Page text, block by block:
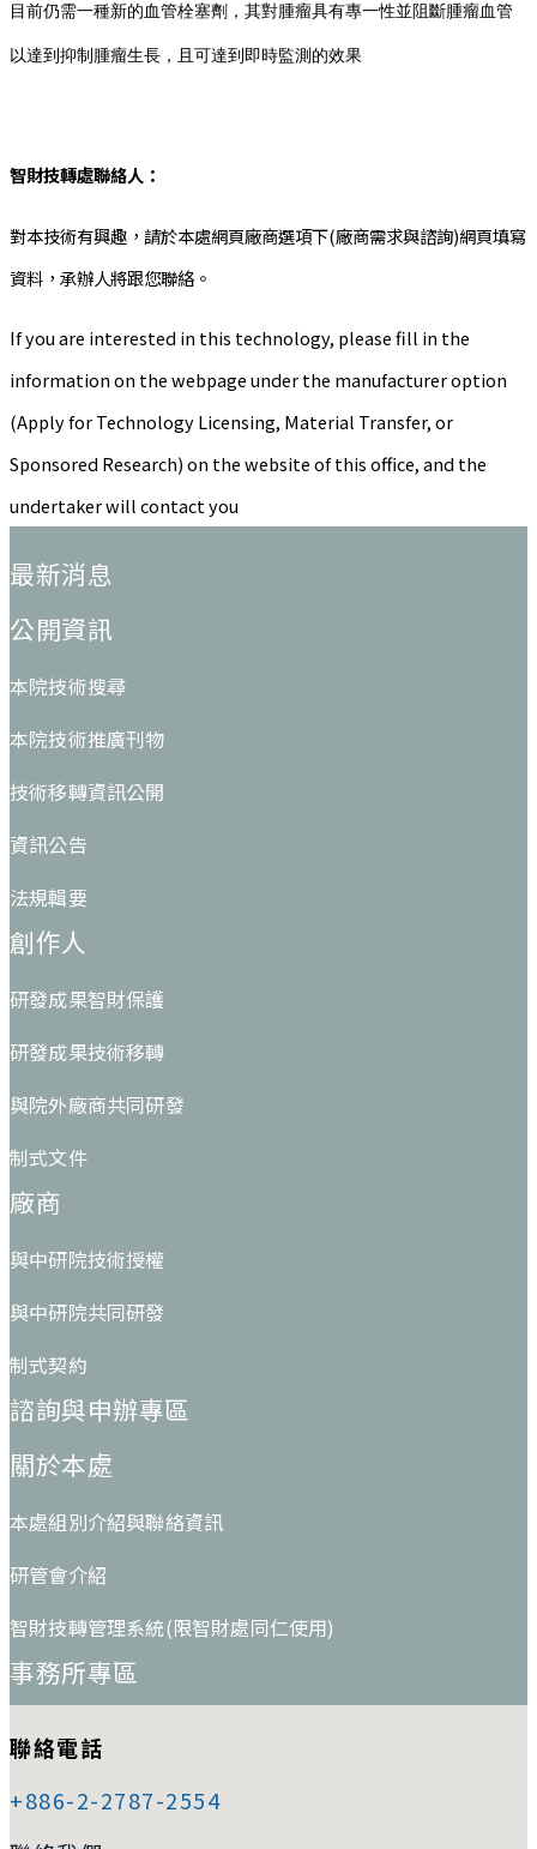
目前仍需一種新的血管栓塞劑，其對腫瘤具有專一性並阻斷腫瘤血管
以達到抑制腫瘤生長，且可達到即時監測的效果
智財技轉處聯絡人：
對本技術有興趣，請於本處網頁廠商選項下(廠商需求與諮詢)網頁填寫
資料，承辦人將跟您聯絡。
If you are interested in this technology, please fill in the
information on the webpage under the manufacturer option
(Apply for Technology Licensing, Material Transfer, or
Sponsored Research) on the website of this office, and the
undertaker will contact you
最新消息
公開資訊
本院技術搜尋
本院技術推廣刊物
技術移轉資訊公開
資訊公告
法規輯要
創作人
研發成果智財保護
研發成果技術移轉
與院外廠商共同研發
制式文件
廠商
與中研院技術授權
與中研院共同研發
制式契約
諮詢與申辦專區
關於本處
本處組別介紹與聯絡資訊
研管會介紹
智財技轉管理系統(限智財處同仁使用)
事務所專區
聯絡電話
+886-2-2787-2554